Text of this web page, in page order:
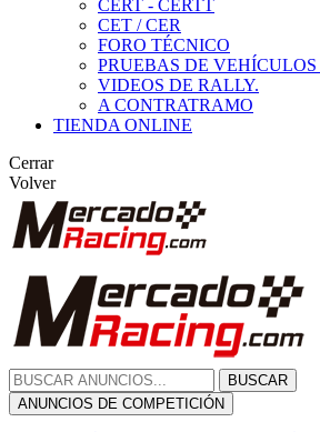
CERT - CERTT
CET / CER
FORO TÉCNICO
PRUEBAS DE
VIDEOS DE RALLY.
A CONTRATRAMO
TIENDA ONLINE
Cerrar
Volver
BUSCAR
ANUNCIOS DE COMPETICIÓN